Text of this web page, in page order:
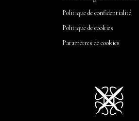
Politique de confidentialité
Politique de cookies
Paramètres de cookies